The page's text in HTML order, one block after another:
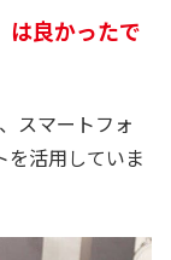
は良かったで
スマートフォ
を活用していま